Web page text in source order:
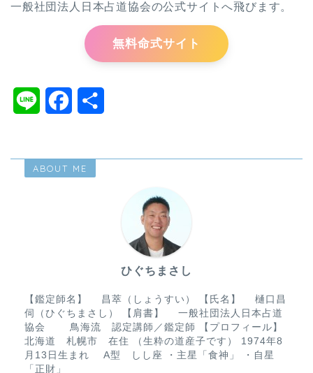
一般社団法人日本占道協会の公式サイトへ飛びます。
無料命式サイト
e e
ABOUT ME
ひぐちまさし
【鑑定師名】 昌萃（しょうすい） 【氏名】 樋口昌
伺（ひぐちまさし） 【肩書】 一般社団法人日本占道
協会 鳥海流 認定講師／鑑定師 【プロフィール】
北海道 札幌市 在住 （生粋の道産子です） 1974年8
月13日生まれ A型 しし座 ・主星「食神」 ・自星
「正財」